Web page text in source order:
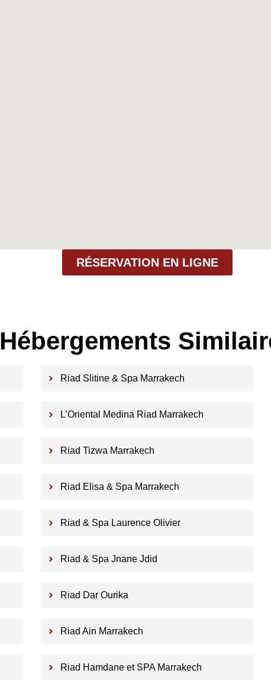
RÉSERVATION EN LIGNE
Hébergements
Riad Slitine & Spa Marrakech
L’Oriental Medina Riad Marrakech
Riad Tizwa Marrakech
Riad Elisa & Spa Marrakech
Riad & Spa Laurence Olivier
Riad & Spa Jnane Jdid
Riad Dar Ourika
Riad Ain Marrakech
Riad Hamdane et SPA Marrakech